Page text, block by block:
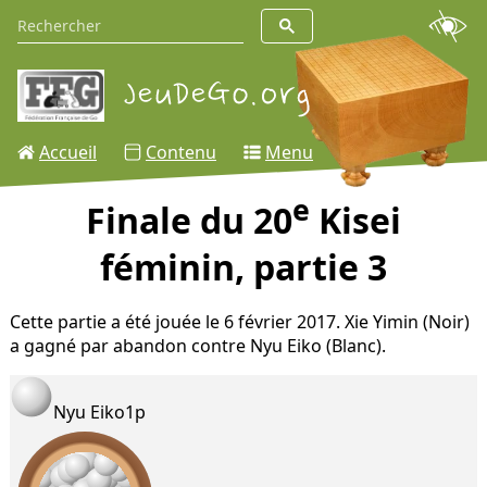
Accueil Contenu Menu
Finale du 20e Kisei
féminin, partie 3
Cette partie a été jouée le 6 février 2017. Xie Yimin (Noir)
a gagné par abandon contre Nyu Eiko (Blanc).
Nyu Eiko1p